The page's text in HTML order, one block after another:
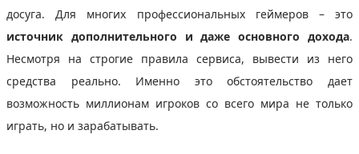
досуга. Для многих профессиональных геймеров – это
источник дополнительного и даже основного дохода.
Несмотря на строгие правила сервиса, вывести из него
средства реально. Именно это обстоятельство дает
возможность миллионам игроков со всего мира не только
играть, но и зарабатывать.